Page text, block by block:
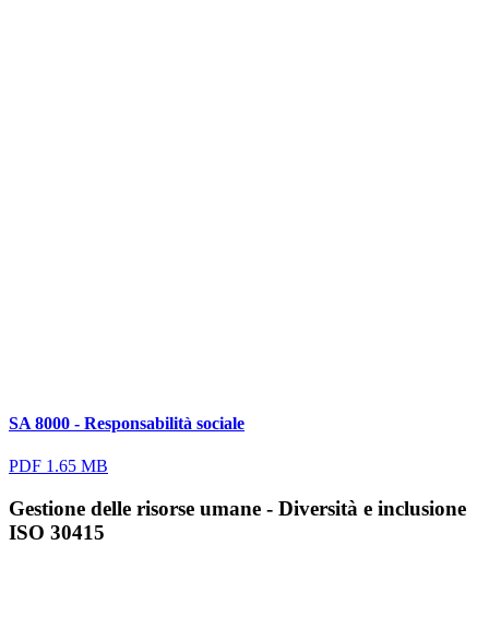
SA 8000 - Responsabilità sociale
PDF 1.65 MB
Gestione delle risorse umane - Diversità e inclusione
ISO 30415